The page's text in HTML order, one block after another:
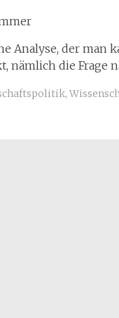
Analyse, der man
nämlich die Frage
,